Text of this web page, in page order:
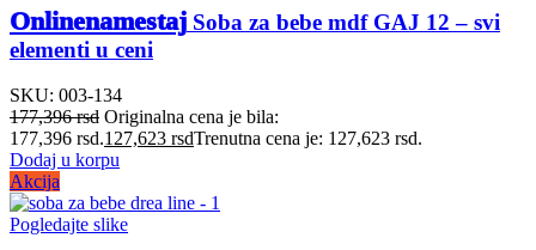
Onlinenamestaj Soba za bebe mdf GAJ 12 – svi
elementi u ceni
SKU: 003-134
177,396rsd Originalna cena je bila:
177,396 rsd.127,623 rsdTrenutna cena je: 127,623 rsd.
Dodaj u korpu
Akcija
Pogledajte slike